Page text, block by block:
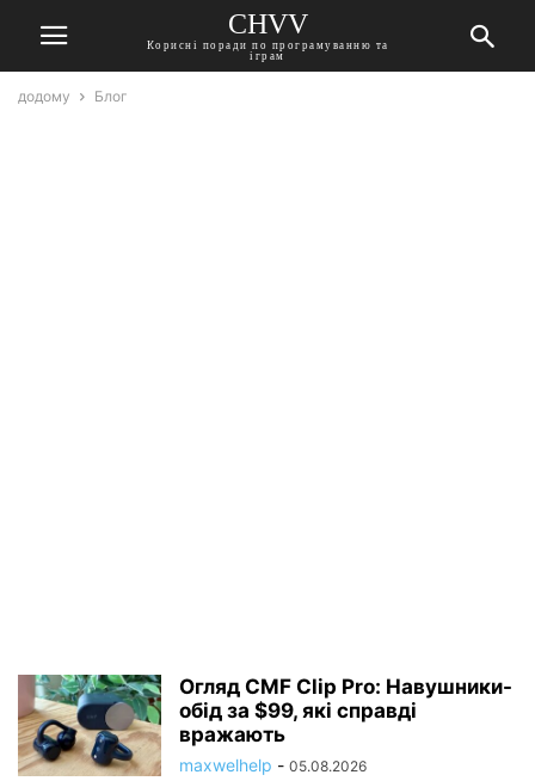
CHVV
Корисні поради по програмуванню та
іграм
додому Блог
Огляд CMF Clip Pro: Навушники-
обід за $99, які справді
вражають
maxwelhelp - 05.08.2026